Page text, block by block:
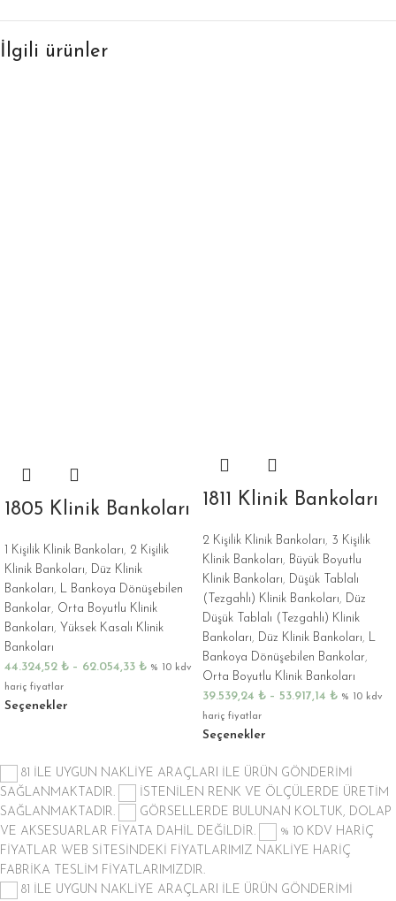
İlgili ürünler
1805 Klinik Bankoları
1 Kişilik Klinik Bankoları, 2 Kişilik
Klinik Bankoları, Düz Klinik
Bankoları, L Bankoya Dönüşebilen
Bankolar, Orta Boyutlu Klinik
Bankoları, Yüksek Kasalı Klinik
Bankoları
44.324,52 ₺ – 62.054,33 ₺ % 10 kdv
hariç fiyatlar
Seçenekler
1811 Klinik Bankoları
2 Kişilik Klinik Bankoları, 3 Kişilik
Klinik Bankoları, Büyük Boyutlu
Klinik Bankoları, Düşük Tablalı
(Tezgahlı) Klinik Bankoları, Düz
Düşük Tablalı (Tezgahlı) Klinik
Bankoları, Düz Klinik Bankoları, L
Bankoya Dönüşebilen Bankolar,
Orta Boyutlu Klinik Bankoları
39.539,24 ₺ – 53.917,14 ₺ % 10 kdv
hariç fiyatlar
Seçenekler
81 İLE UYGUN NAKLİYE ARAÇLARI İLE ÜRÜN GÖNDERİMİ
SAĞLANMAKTADIR.
İSTENİLEN RENK VE ÖLÇÜLERDE ÜRETİM
SAĞLANMAKTADIR.
GÖRSELLERDE BULUNAN KOLTUK, DOLAP
VE AKSESUARLAR FİYATA DAHİL DEĞİLDİR.
% 10 KDV HARİÇ
FİYATLAR WEB SİTESİNDEKİ FİYATLARIMIZ NAKLİYE HARİÇ
FABRİKA TESLİM FİYATLARIMIZDIR.
81 İLE UYGUN NAKLİYE ARAÇLARI İLE ÜRÜN GÖNDERİMİ